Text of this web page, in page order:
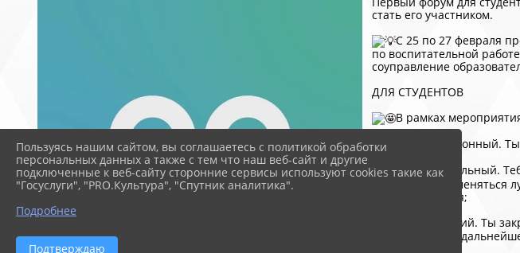
стать его участником.
С 25 по 27 февраля
по воспитательной
соуправление
ДЛЯ СТУДЕНТОВ
В рамках
Информационный. Ты
Образовательный.
ты сможешь обменяться
самоуправления;
Практический. Ты
реальный план
Пользуясь нашим сайтом, вы соглашаетесь с политикой обработки
персональных данных а также с тем что наш веб-сайт и другие
подключенные к веб-сайту сторонние сервисы используют cookies такие как
"Госуслуги", "PRO.Культура", "Спутник аналитика".
Подробнее
Подтверждаю